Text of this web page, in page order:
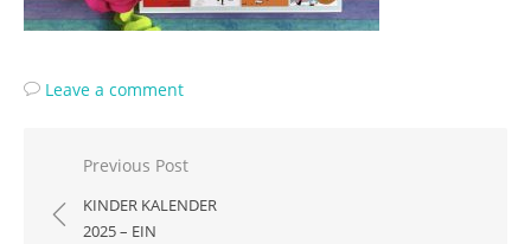
Leave a comment
Beitragsnavigation
Previous Post
KINDER KALENDER
2025 – EIN